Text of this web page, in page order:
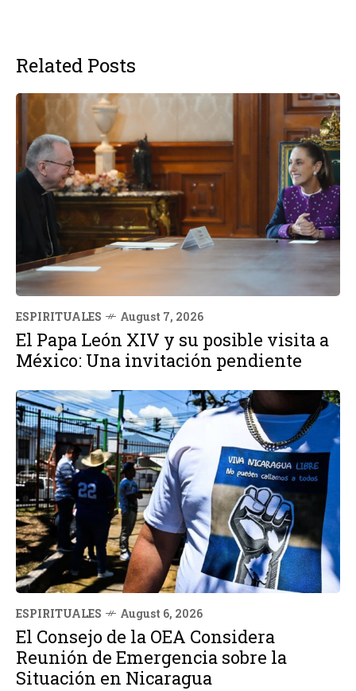
Related Posts
ESPIRITUALES August 7, 2026
El Papa León XIV y su posible visita a
México: Una invitación pendiente
ESPIRITUALES August 6, 2026
El Consejo de la OEA Considera
Reunión de Emergencia sobre la
Situación en Nicaragua